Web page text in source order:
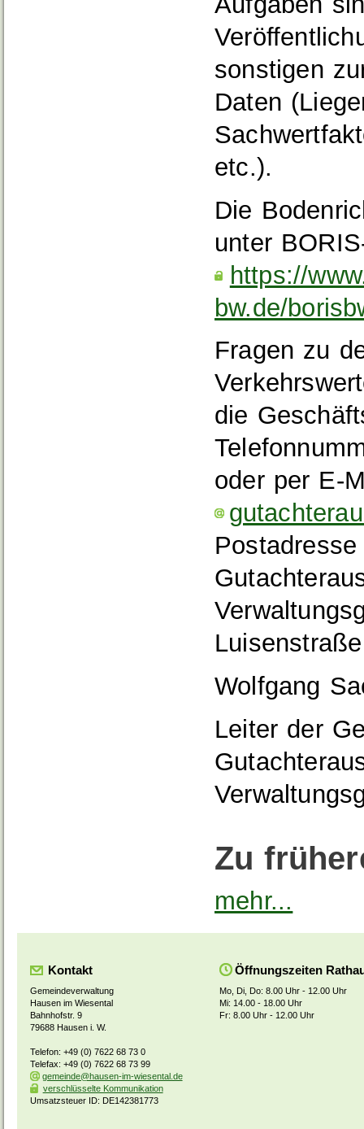
sonstigen
Daten
etc.).
Die
unter
https://
bw.de/
Fragen zu
die
oder per E-
Wolfgang
Leiter der
Zu
mehr...
Kontakt
Gemeindeverwaltung
Hausen im Wiesental
Bahnhofstr. 9
79688 Hausen i. W.
Telefon: +49 (0) 7622 68 73 0
Telefax: +49 (0) 7622 68 73 99
gemeinde@hausen-im-wiesental.de
verschlüsselte Kommunikation
Umsatzsteuer ID: DE142381773
Öffnungszeiten
Mo, Di, Do: 8.00 Uhr - 12.00 Uhr
Mi: 14.00 - 18.00 Uhr
Fr: 8.00 Uhr - 12.00 Uhr